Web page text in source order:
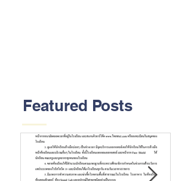
Featured Posts